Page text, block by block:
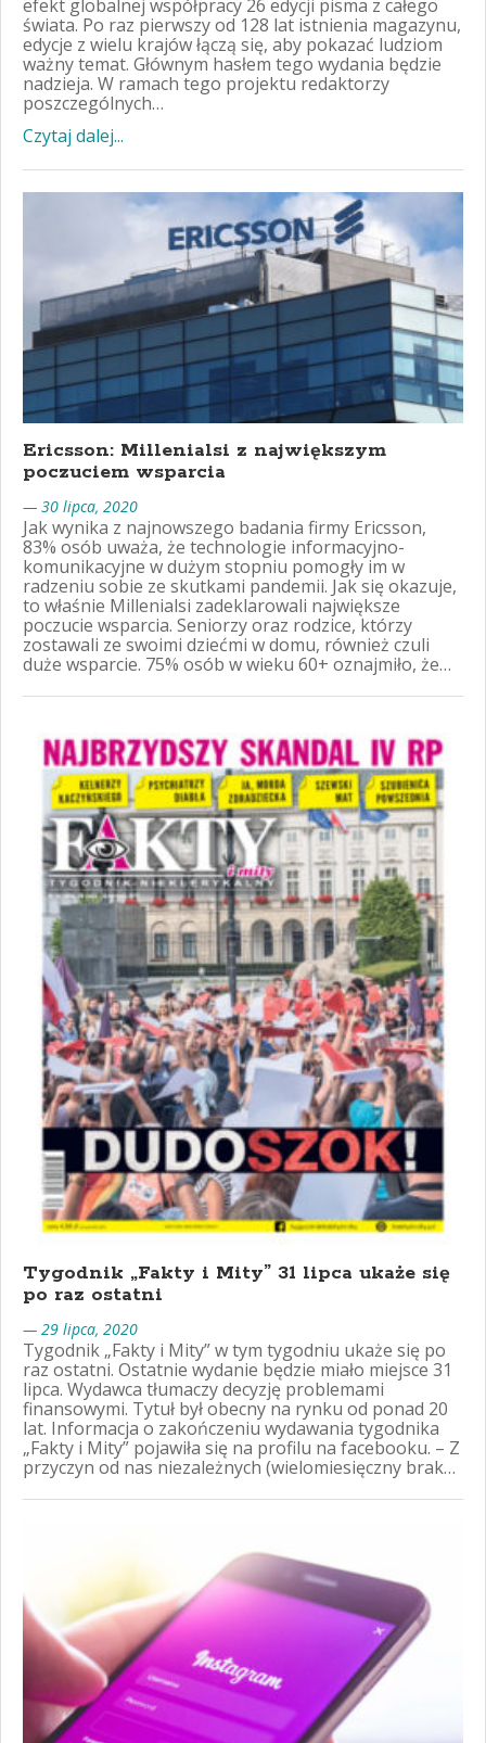
efekt globalnej współpracy 26 edycji pisma z całego
świata. Po raz pierwszy od 128 lat istnienia magazynu,
edycje z wielu krajów łączą się, aby pokazać ludziom
ważny temat. Głównym hasłem tego wydania będzie
nadzieja. W ramach tego projektu redaktorzy
poszczególnych…
Czytaj dalej...
Ericsson: Millenialsi z największym
poczuciem wsparcia
— 30 lipca, 2020
Jak wynika z najnowszego badania firmy Ericsson,
83% osób uważa, że technologie informacyjno-
komunikacyjne w dużym stopniu pomogły im w
radzeniu sobie ze skutkami pandemii. Jak się okazuje,
to właśnie Millenialsi zadeklarowali największe
poczucie wsparcia. Seniorzy oraz rodzice, którzy
zostawali ze swoimi dziećmi w domu, również czuli
duże wsparcie. 75% osób w wieku 60+ oznajmiło, że…
Tygodnik „Fakty i Mity” 31 lipca ukaże się
po raz ostatni
— 29 lipca, 2020
Tygodnik „Fakty i Mity” w tym tygodniu ukaże się po
raz ostatni. Ostatnie wydanie będzie miało miejsce 31
lipca. Wydawca tłumaczy decyzję problemami
finansowymi. Tytuł był obecny na rynku od ponad 20
lat. Informacja o zakończeniu wydawania tygodnika
„Fakty i Mity” pojawiła się na profilu na facebooku. – Z
przyczyn od nas niezależnych (wielomiesięczny brak…